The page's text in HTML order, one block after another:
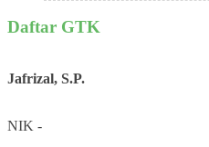
Daftar GTK
Jafrizal, S.P.
NIK -